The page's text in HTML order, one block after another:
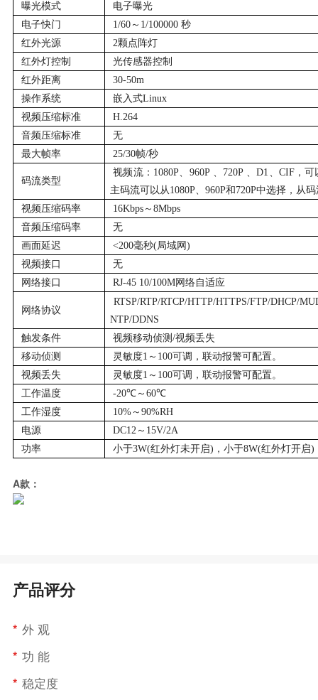
曝光模式
电子曝光
电子快门
1/60～1/100000 秒
红外光源
2颗点阵灯
红外灯控制
光传感器控制
红外距离
30-50m
操作系统
嵌入式Linux
视频压缩标准
H.264
音频压缩标准
无
最大帧率
25/30帧/秒
码流类型
视频流：1080P、960P 、720P 、D1、CIF，
主码流可以从1080P、960P和720P中选择，从
视频压缩码率
16Kbps～8Mbps
音频压缩码率
无
画面延迟
<200毫秒(局域网)
视频接口
无
网络接口
RJ-45 10/100M网络自适应
网络协议
RTSP/RTP/RTCP/HTTP/HTTPS/FTP/DHCP/
NTP/DDNS
触发条件
视频移动侦测/视频丢失
移动侦测
灵敏度1～100可调，联动报警可配置。
视频丢失
灵敏度1～100可调，联动报警可配置。
工作温度
-20℃～60℃
工作湿度
10%～90%RH
电源
DC12～15V/2A
功率
小于3W(红外灯未开启)，小于8W(红外灯开启)
A款：
产品评分
* 外 观
* 功 能
* 稳定度